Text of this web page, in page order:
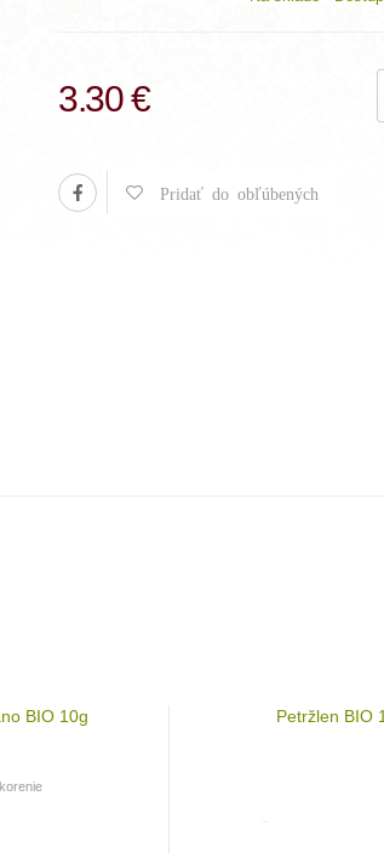
3.30 €
Pridať do obľúbených
BIO 10g
korenie
Petržlen BIO